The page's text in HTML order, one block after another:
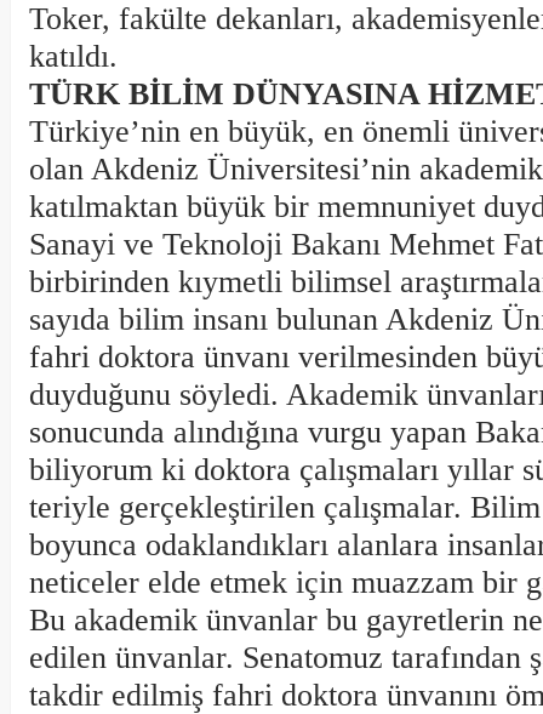
Toker, fakülte dekanları,
katıldı.
TÜRK BİLİM DÜNYASINA
Türkiye’nin en büyük, en önemli
olan Akdeniz Üniversitesi’nin akademik
katılmaktan büyük bir memnuniyet
Sanayi ve Teknoloji Bakanı Mehmet
birbirinden kıymetli bilimsel
sayıda bilim insanı bulunan Akdeniz
fahri doktora ünvanı verilmesinden
duyduğunu söyledi. Akademik
sonucunda alındığına vurgu yapan
biliyorum ki doktora çalışmaları yıllar
teriyle gerçekleştirilen çalışmalar.
boyunca odaklandıkları alanlara
neticeler elde etmek için muazzam bir
Bu akademik ünvanlar bu gayretlerin
edilen ünvanlar. Senatomuz tarafından
takdir edilmiş fahri doktora ünvanını